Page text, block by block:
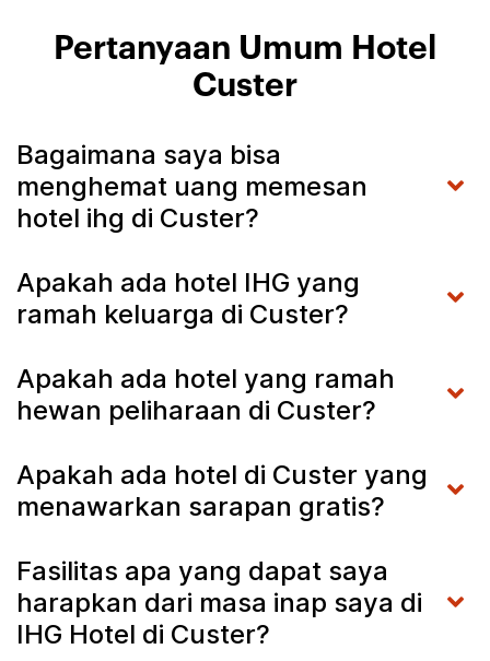
Pertanyaan Umum Hotel
Custer
Bagaimana saya bisa
menghemat uang memesan
hotel ihg di Custer?
Apakah ada hotel IHG yang
ramah keluarga di Custer?
Apakah ada hotel yang ramah
hewan peliharaan di Custer?
Apakah ada hotel di Custer yang
menawarkan sarapan gratis?
Fasilitas apa yang dapat saya
harapkan dari masa inap saya di
IHG Hotel di Custer?